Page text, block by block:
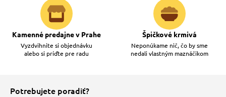
Kamenné predajne v Prahe
Vyzdvihnite si objednávku
alebo si príďte pre radu
Špičkové krmivá
Neponúkame nič, čo by sme
nedali vlastným maznáčikom
Potrebujete poradiť?